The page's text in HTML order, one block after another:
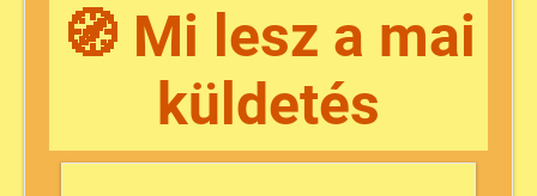
🧭 Mi lesz a mai
küldetés